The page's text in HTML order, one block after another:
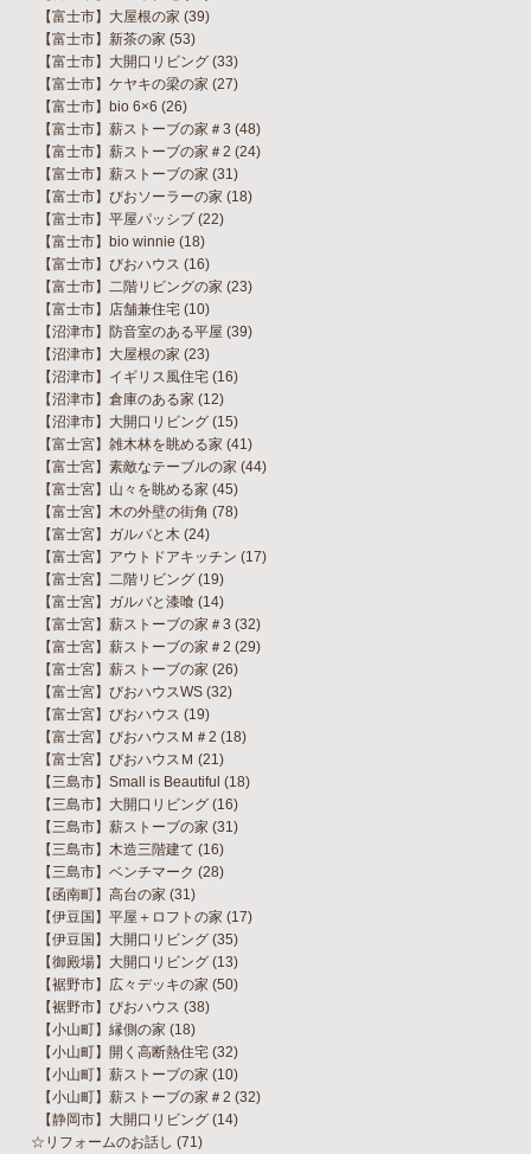
【富士市】大屋根の家 (39)
【富士市】新茶の家 (53)
【富士市】大開口リビング (33)
【富士市】ケヤキの梁の家 (27)
【富士市】bio 6×6 (26)
【富士市】薪ストーブの家＃3 (48)
【富士市】薪ストーブの家＃2 (24)
【富士市】薪ストーブの家 (31)
【富士市】びおソーラーの家 (18)
【富士市】平屋パッシブ (22)
【富士市】bio winnie (18)
【富士市】びおハウス (16)
【富士市】二階リビングの家 (23)
【富士市】店舗兼住宅 (10)
【沼津市】防音室のある平屋 (39)
【沼津市】大屋根の家 (23)
【沼津市】イギリス風住宅 (16)
【沼津市】倉庫のある家 (12)
【沼津市】大開口リビング (15)
【富士宮】雑木林を眺める家 (41)
【富士宮】素敵なテーブルの家 (44)
【富士宮】山々を眺める家 (45)
【富士宮】木の外壁の街角 (78)
【富士宮】ガルバと木 (24)
【富士宮】アウトドアキッチン (17)
【富士宮】二階リビング (19)
【富士宮】ガルバと漆喰 (14)
【富士宮】薪ストーブの家＃3 (32)
【富士宮】薪ストーブの家＃2 (29)
【富士宮】薪ストーブの家 (26)
【富士宮】びおハウスWS (32)
【富士宮】びおハウス (19)
【富士宮】びおハウスＭ＃2 (18)
【富士宮】びおハウスＭ (21)
【三島市】Small is Beautiful (18)
【三島市】大開口リビング (16)
【三島市】薪ストーブの家 (31)
【三島市】木造三階建て (16)
【三島市】ベンチマーク (28)
【函南町】高台の家 (31)
【伊豆国】平屋＋ロフトの家 (17)
【伊豆国】大開口リビング (35)
【御殿場】大開口リビング (13)
【裾野市】広々デッキの家 (50)
【裾野市】びおハウス (38)
【小山町】縁側の家 (18)
【小山町】開く高断熱住宅 (32)
【小山町】薪ストーブの家 (10)
【小山町】薪ストーブの家＃2 (32)
【静岡市】大開口リビング (14)
☆リフォームのお話し (71)